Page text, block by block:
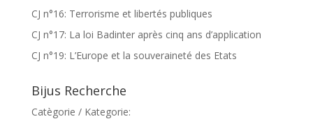
CJ n°16: Terrorisme et libertés publiques
CJ n°17: La loi Badinter après cinq ans d’application
CJ n°19: L’Europe et la souveraineté des Etats
Bijus Recherche
Catègorie / Kategorie: